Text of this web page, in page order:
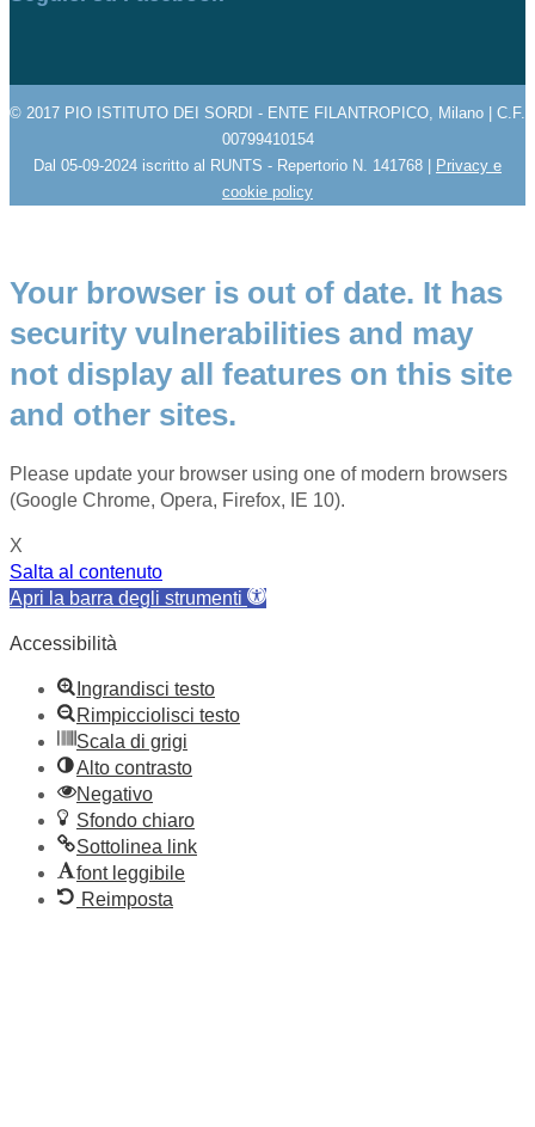
© 2017 PIO ISTITUTO DEI SORDI - ENTE FILANTROPICO, Milano | C.F.
00799410154
Dal 05-09-2024 iscritto al RUNTS - Repertorio N. 141768 | Privacy e
cookie policy
Your browser is out of date. It has
security vulnerabilities and may
not display all features on this site
and other sites.
Please update your browser using one of modern browsers
(Google Chrome, Opera, Firefox, IE 10).
X
Salta al contenuto
Apri la barra degli strumenti
Accessibilità
Ingrandisci testo
Rimpicciolisci testo
Scala di grigi
Alto contrasto
Negativo
Sfondo chiaro
Sottolinea link
font leggibile
Reimposta